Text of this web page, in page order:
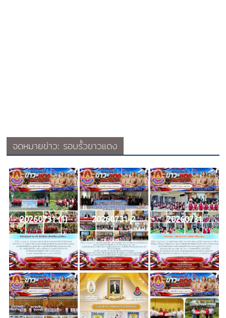
จดหมายข่าว: รอบรั้วขาวแดง
20260731 (1) 20260731-2 20260731